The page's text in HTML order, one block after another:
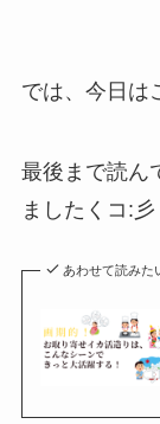
では、今日は
最後まで読ん
ましたくコ:彡
あわせて読みた